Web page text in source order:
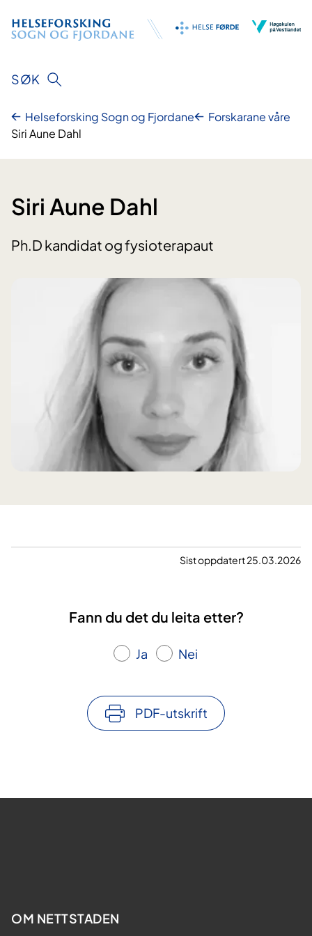
innhald
SØK
Helseforsking Sogn og Fjordane
Forskarane våre
Siri Aune Dahl
Siri Aune Dahl
Ph.D kandidat og fysioterapaut
Sist oppdatert 25.03.2026
Fann du det du leita etter?
Ja Nei
PDF-utskrift
OM NETTSTADEN